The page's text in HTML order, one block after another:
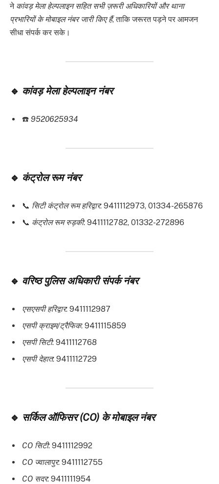
ने कांवड़ मेला हेल्पलाइन सहित सभी ज़रूरी अधिकारियों और थाना
प्रभारियों के मोबाइल नंबर जारी किए हैं, ताकि जरूरत पड़ने पर आमजन
सीधा संपर्क कर सके।
🔹 कांवड़ मेला हेल्पलाइन नंबर
☎️ 9520625934
🔹 कंट्रोल रूम नंबर
📞 सिटी कंट्रोल रूम हरिद्वार: 9411112973, 01334-265876
📞 कंट्रोल रूम रुड़की: 9411112782, 01332-272896
🔹 वरिष्ठ पुलिस अधिकारी संपर्क नंबर
एसएसपी हरिद्वार: 9411112987
एसपी क्राइम/ट्रैफिक: 9411115859
एसपी सिटी: 9411112768
एसपी देहात: 9411112729
🔹 सर्किल ऑफिसर (CO) के मोबाइल नंबर
CO सिटी: 9411112992
CO ज्वालापुर: 9411112755
CO सदर: 9411111954